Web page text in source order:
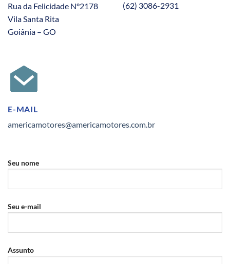
Rua da Felicidade N°2178
Vila Santa Rita
Goiânia – GO
(62) 3086-2931
E-MAIL
americamotores@americamotores.com.br
Seu nome
Seu e-mail
Assunto